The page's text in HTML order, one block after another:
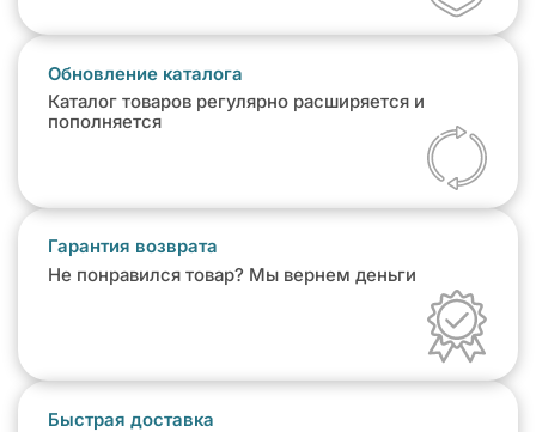
Обновление каталога
Каталог товаров регулярно расширяется и
пополняется
Гарантия возврата
Не понравился товар? Мы вернем деньги
Быстрая доставка